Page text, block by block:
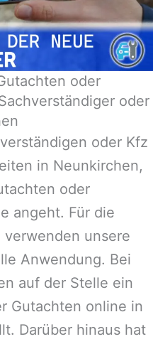
oder
oder
oder Kfz
in Neunkirchen,
oder
angeht. Für die
unsere
Anwendung. Bei
auf der Stelle ein
Gutachten online in
Darüber hinaus hat